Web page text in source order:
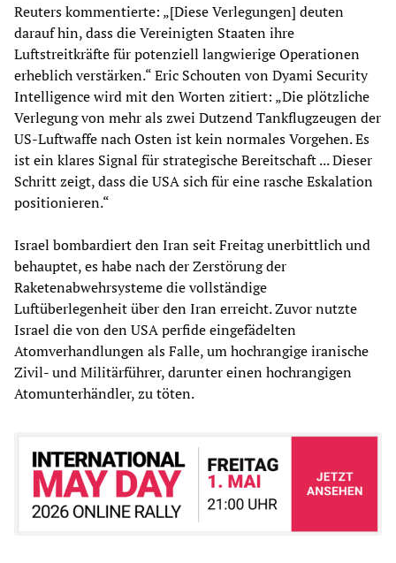
Reuters kommentierte: „[Diese Verlegungen] deuten
darauf hin, dass die Vereinigten Staaten ihre
Luftstreitkräfte für potenziell langwierige Operationen
erheblich verstärken.“ Eric Schouten von Dyami Security
Intelligence wird mit den Worten zitiert: „Die plötzliche
Verlegung von mehr als zwei Dutzend Tankflugzeugen der
US-Luftwaffe nach Osten ist kein normales Vorgehen. Es
ist ein klares Signal für strategische Bereitschaft ... Dieser
Schritt zeigt, dass die USA sich für eine rasche Eskalation
positionieren.“
Israel bombardiert den Iran seit Freitag unerbittlich und
behauptet, es habe nach der Zerstörung der
Raketenabwehrsysteme die vollständige
Luftüberlegenheit über den Iran erreicht. Zuvor nutzte
Israel die von den USA perfide eingefädelten
Atomverhandlungen als Falle, um hochrangige iranische
Zivil- und Militärführer, darunter einen hochrangigen
Atomunterhändler, zu töten.